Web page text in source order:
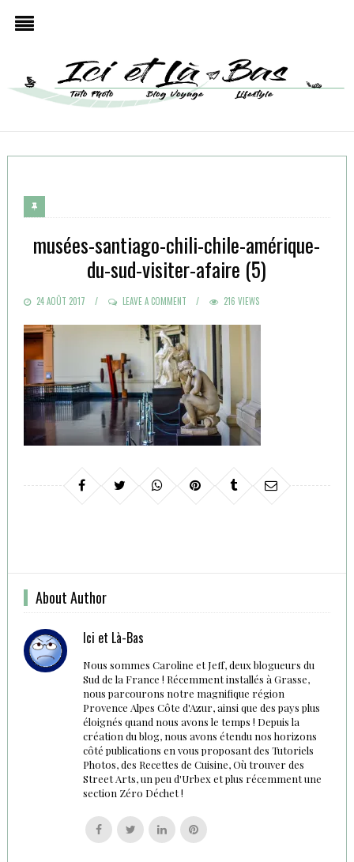
musées-santiago-chili-chile-amérique-
du-sud-visiter-afaire (5)
POSTED
24 AOÛT 2017 LEAVE A COMMENT 216 VIEWS
About Author
Ici et Là-Bas
Nous sommes Caroline et Jeff, deux blogueurs du
Sud de la France ! Récemment installés à Grasse,
nous parcourons notre magnifique région
Provence Alpes Côte d'Azur, ainsi que des pays plus
éloignés quand nous avons le temps ! Depuis la
création du blog, nous avons étendu nos horizons
côté publications en vous proposant des Tutoriels
Photos, des Recettes de Cuisine, Où trouver des
Street Arts, un peu d'Urbex et plus récemment une
section Zéro Déchet !
Follow
us
Follow
us
Follow
us
Follow
us